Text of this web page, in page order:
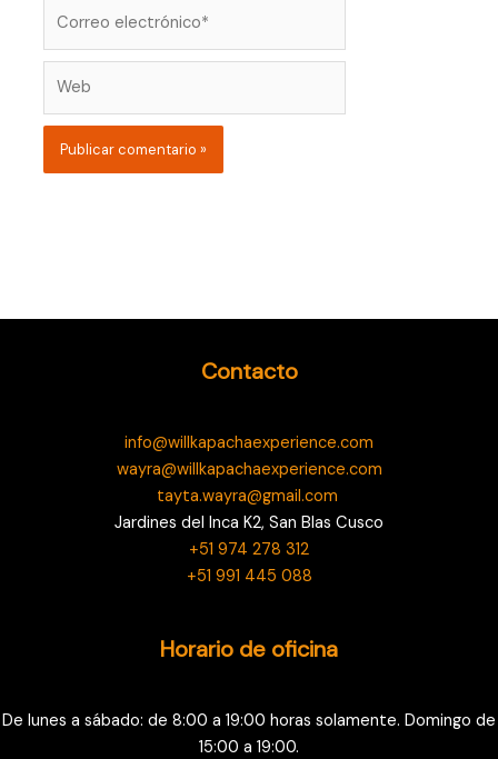
Contacto
info@willkapachaexperience.com
wayra@willkapachaexperience.com
tayta.wayra@gmail.com
Jardines del Inca K2, San Blas Cusco
+51 974 278 312
+51 991 445 088
Horario de oficina
De lunes a sábado: de 8:00 a 19:00 horas solamente. Domingo de
15:00 a 19:00.